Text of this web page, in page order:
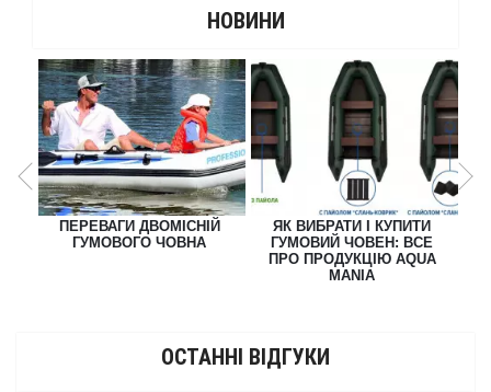
ПЕРЕВАГИ ДВОМІСНІЙ
ГУМОВОГО ЧОВНА
ЯК ВИБРАТИ І КУПИТИ
ГУМОВИЙ ЧОВЕН: ВСЕ
ПРО ПРОДУКЦІЮ AQUA
MANIA
ОСТАННІ ВІДГУКИ